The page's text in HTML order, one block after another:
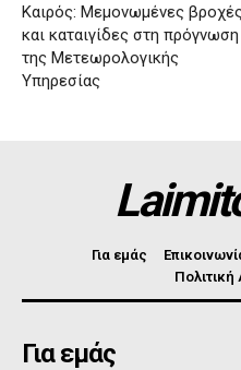
Καιρός: Μεμονωμένες
και καταιγίδες στη πρόγνωση
της Μετεωρολογικής
Υπηρεσίας
Για εμάς
Για εμάς